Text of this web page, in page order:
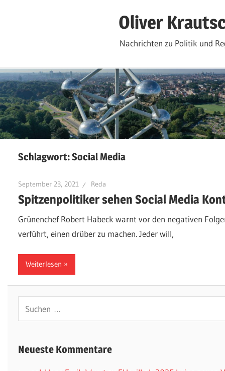
Oliver
Nachrichten zu Politik und
Schlagwort:Social Media
September 23, 2021 Reda
Spitzenpolitiker sehen Social Media
Grünenchef Robert Habeck warnt vor den negativen
verführt, einen drüber zu machen. Jeder will,
Weiterlesen
Neueste Kommentare